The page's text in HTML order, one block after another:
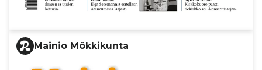
Mainio Mökkikunta